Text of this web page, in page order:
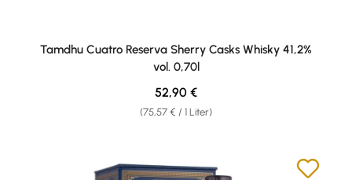
Tamdhu Cuatro Reserva Sherry Casks Whisky 41,2%
vol. 0,70l
(75,57 € / 1 Liter)
Regulärer Preis:
52,90 €